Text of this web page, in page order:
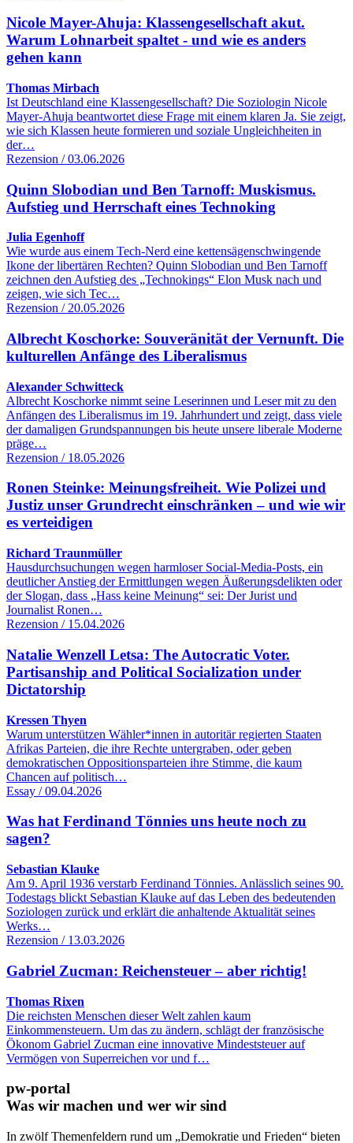
Nicole Mayer-Ahuja: Klassengesellschaft akut.
Warum Lohnarbeit spaltet - und wie es anders
gehen kann
Thomas Mirbach
Ist Deutschland eine Klassengesellschaft? Die Soziologin Nicole
Mayer-Ahuja beantwortet diese Frage mit einem klaren Ja. Sie zeigt,
wie sich Klassen heute formieren und soziale Ungleichheiten in
der…
Rezension / 03.06.2026
Quinn Slobodian und Ben Tarnoff: Muskismus.
Aufstieg und Herrschaft eines Technoking
Julia Egenhoff
Wie wurde aus einem Tech-Nerd eine kettensägenschwingende
Ikone der libertären Rechten? Quinn Slobodian und Ben Tarnoff
zeichnen den Aufstieg des „Technokings“ Elon Musk nach und
zeigen, wie sich Tec…
Rezension / 20.05.2026
Albrecht Koschorke: Souveränität der Vernunft. Die
kulturellen Anfänge des Liberalismus
Alexander Schwitteck
Albrecht Koschorke nimmt seine Leserinnen und Leser mit zu den
Anfängen des Liberalismus im 19. Jahrhundert und zeigt, dass viele
der damaligen Grundspannungen bis heute unsere liberale Moderne
präge…
Rezension / 18.05.2026
Ronen Steinke: Meinungsfreiheit. Wie Polizei und
Justiz unser Grundrecht einschränken – und wie wir
es verteidigen
Richard Traunmüller
Hausdurchsuchungen wegen harmloser Social-Media-Posts, ein
deutlicher Anstieg der Ermittlungen wegen Äußerungsdelikten oder
der Slogan, dass „Hass keine Meinung“ sei: Der Jurist und
Journalist Ronen…
Rezension / 15.04.2026
Natalie Wenzell Letsa: The Autocratic Voter.
Partisanship and Political Socialization under
Dictatorship
Kressen Thyen
Warum unterstützen Wähler*innen in autoritär regierten Staaten
Afrikas Parteien, die ihre Rechte untergraben, oder geben
demokratischen Oppositionsparteien ihre Stimme, die kaum
Chancen auf politisch…
Essay / 09.04.2026
Was hat Ferdinand Tönnies uns heute noch zu
sagen?
Sebastian Klauke
Am 9. April 1936 verstarb Ferdinand Tönnies. Anlässlich seines 90.
Todestags blickt Sebastian Klauke auf das Leben des bedeutenden
Soziologen zurück und erklärt die anhaltende Aktualität seines
Werks…
Rezension / 13.03.2026
Gabriel Zucman: Reichensteuer – aber richtig!
Thomas Rixen
Die reichsten Menschen dieser Welt zahlen kaum
Einkommensteuern. Um das zu ändern, schlägt der französische
Ökonom Gabriel Zucman eine innovative Mindeststeuer auf
Vermögen von Superreichen vor und f…
pw-portal
Was wir machen und wer wir sind
In zwölf Themenfeldern rund um „Demokratie und Frieden“ bieten